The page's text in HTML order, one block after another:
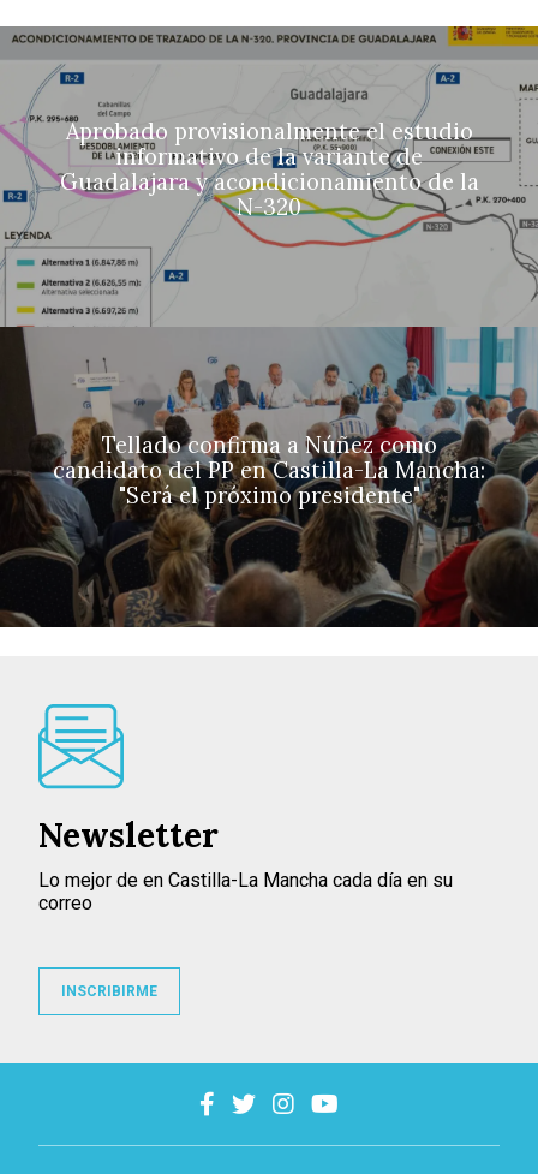
Aprobado provisionalmente el estudio
informativo de la variante de
Guadalajara y acondicionamiento de la
N-320
Tellado confirma a Núñez como
candidato del PP en Castilla-La Mancha:
"Será el próximo presidente"
Newsletter
Lo mejor de en Castilla-La Mancha cada día en su
correo
INSCRIBIRME